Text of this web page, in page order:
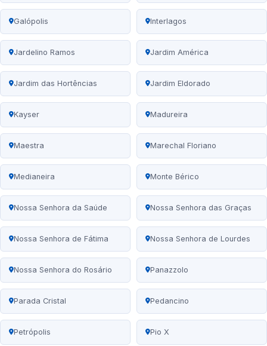
Galópolis Interlagos
Jardelino Ramos Jardim América
Jardim das Hortências Jardim Eldorado
Kayser Madureira
Maestra Marechal Floriano
Medianeira Monte Bérico
Nossa Senhora da Saúde Nossa Senhora das Graças
Nossa Senhora de Fátima Nossa Senhora de Lourdes
Nossa Senhora do Rosário Panazzolo
Parada Cristal Pedancino
Petrópolis Pio X